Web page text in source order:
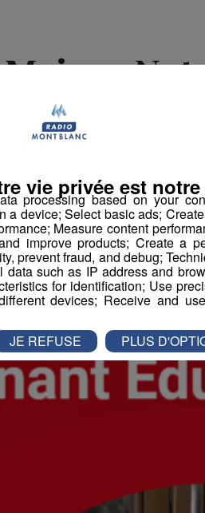
Philerme
processing based on your
a device; Select basic ads;
Measure content
improve products; Create a
prevent fraud, and debug;
such as IP address and
for identification; Use
devices; Receive and
vie privée est
JE REFUSE PLUS